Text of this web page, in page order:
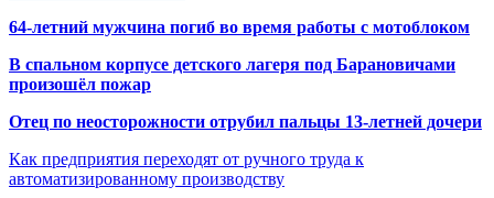
64-летний мужчина погиб во время работы с мотоблоком
В спальном корпусе детского лагеря под Барановичами
произошёл пожар
Отец по неосторожности отрубил пальцы 13-летней дочери
Как предприятия переходят от ручного труда к
автоматизированному производству